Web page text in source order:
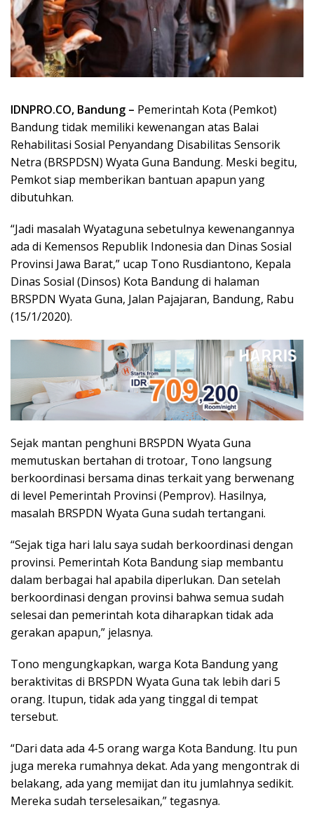
IDNPRO.CO, Bandung – Pemerintah Kota (Pemkot)
Bandung tidak memiliki kewenangan atas Balai
Rehabilitasi Sosial Penyandang Disabilitas Sensorik
Netra (BRSPDSN) Wyata Guna Bandung. Meski begitu,
Pemkot siap memberikan bantuan apapun yang
dibutuhkan.
“Jadi masalah Wyataguna sebetulnya kewenangannya
ada di Kemensos Republik Indonesia dan Dinas Sosial
Provinsi Jawa Barat,” ucap Tono Rusdiantono, Kepala
Dinas Sosial (Dinsos) Kota Bandung di halaman
BRSPDN Wyata Guna, Jalan Pajajaran, Bandung, Rabu
(15/1/2020).
Sejak mantan penghuni BRSPDN Wyata Guna
memutuskan bertahan di trotoar, Tono langsung
berkoordinasi bersama dinas terkait yang berwenang
di level Pemerintah Provinsi (Pemprov). Hasilnya,
masalah BRSPDN Wyata Guna sudah tertangani.
“Sejak tiga hari lalu saya sudah berkoordinasi dengan
provinsi. Pemerintah Kota Bandung siap membantu
dalam berbagai hal apabila diperlukan. Dan setelah
berkoordinasi dengan provinsi bahwa semua sudah
selesai dan pemerintah kota diharapkan tidak ada
gerakan apapun,” jelasnya.
Tono mengungkapkan, warga Kota Bandung yang
beraktivitas di BRSPDN Wyata Guna tak lebih dari 5
orang. Itupun, tidak ada yang tinggal di tempat
tersebut.
“Dari data ada 4-5 orang warga Kota Bandung. Itu pun
juga mereka rumahnya dekat. Ada yang mengontrak di
belakang, ada yang memijat dan itu jumlahnya sedikit.
Mereka sudah terselesaikan,” tegasnya.